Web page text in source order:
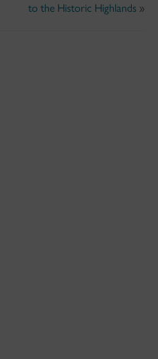
to the Historic Highlands »